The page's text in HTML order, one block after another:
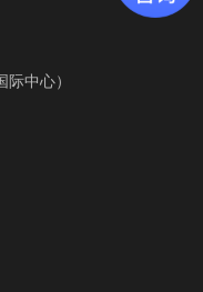
中心）